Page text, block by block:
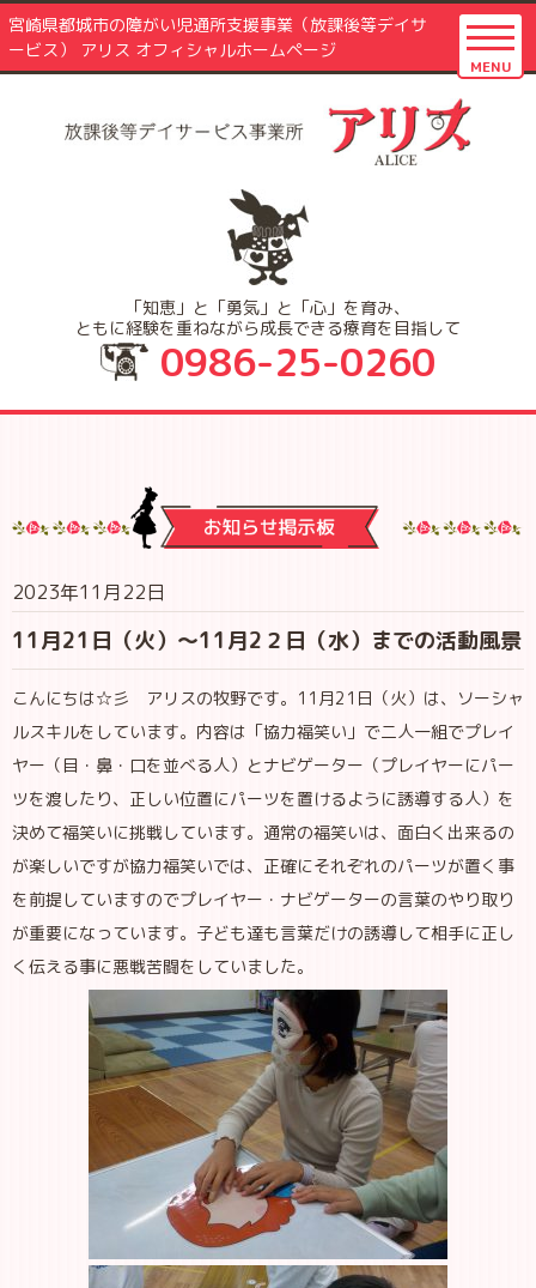
宮崎県都城市の障がい児通所支援事業（放課後等デイサ
ービス） アリス オフィシャルホームページ
「知恵」と「勇気」と「心」を育み、
ともに経験を重ねながら成長できる療育を目指して
0986-25-0260
MENU
2023年11月22日
11月21日（火）～11月2２日（水）までの活動風景
こんにちは☆彡 アリスの牧野です。11月21日（火）は、ソーシャ
ルスキルをしています。内容は「協力福笑い」で二人一組でプレイ
ヤー（目・鼻・口を並べる人）とナビゲーター（プレイヤーにパー
ツを渡したり、正しい位置にパーツを置けるように誘導する人）を
決めて福笑いに挑戦しています。通常の福笑いは、面白く出来るの
が楽しいですが協力福笑いでは、正確にそれぞれのパーツが置く事
を前提していますのでプレイヤー・ナビゲーターの言葉のやり取り
が重要になっています。子ども達も言葉だけの誘導して相手に正し
く伝える事に悪戦苦闘をしていました。